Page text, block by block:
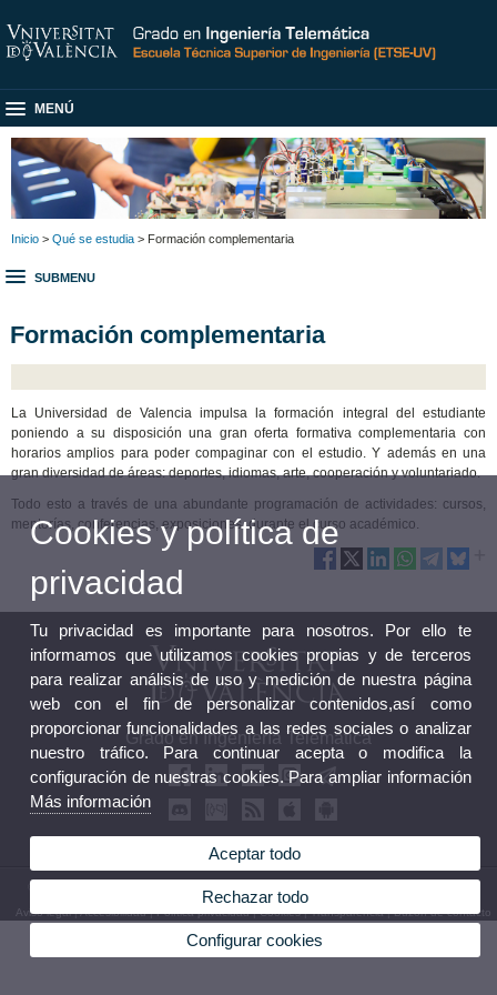
MENÚ
Inicio > Qué se estudia > Formación complementaria
SUBMENU
Formación complementaria
La Universidad de Valencia impulsa la formación integral del estudiante
poniendo a su disposición una gran oferta formativa complementaria con
horarios amplios para poder compaginar con el estudio. Y además en una
gran diversidad de áreas: deportes, idiomas, arte, cooperación y voluntariado.
Todo esto a través de una abundante programación de actividades: cursos,
mentorías, conferencias, exposiciones durante el curso académico.
Grado en Ingeniería Telemática
Aviso legal|Accesibilidad|Política privacidad|Cookies|Transparencia|Buzón de contacto
Cookies y política de
privacidad
Tu privacidad es importante para nosotros. Por ello te
informamos que utilizamos cookies propias y de terceros
para realizar análisis de uso y medición de nuestra página
web con el fin de personalizar contenidos,así como
proporcionar funcionalidades a las redes sociales o analizar
nuestro tráfico. Para continuar acepta o modifica la
configuración de nuestras cookies. Para ampliar información
Más información
Aceptar todo
Rechazar todo
Configurar cookies